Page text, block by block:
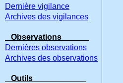
Dernière vigilance
Archives des vigilances
Observations
Dernières observations
Archives des observations
Outils